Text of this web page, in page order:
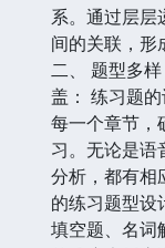
系。通过层层
间的关联，形
二、 题型多
盖： 练习题
每一个章节，
习。无论是语
分析，都有相
的练习题型设
填空题、名词